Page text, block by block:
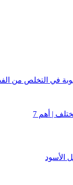
في التخلص من
| أهم 7
الأسود